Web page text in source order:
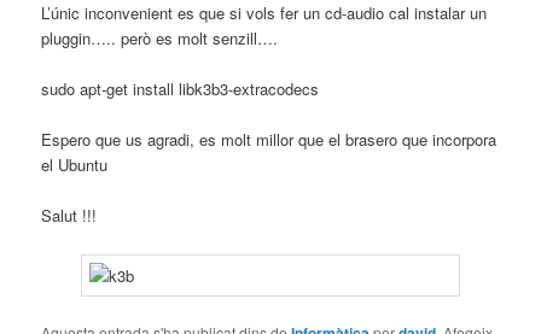
L’únic inconvenient es que si vols fer un cd-audio cal instalar un
pluggin….. però es molt senzill….
sudo apt-get install libk3b3-extracodecs
Espero que us agradi, es molt millor que el brasero que incorpora
el Ubuntu
Salut !!!